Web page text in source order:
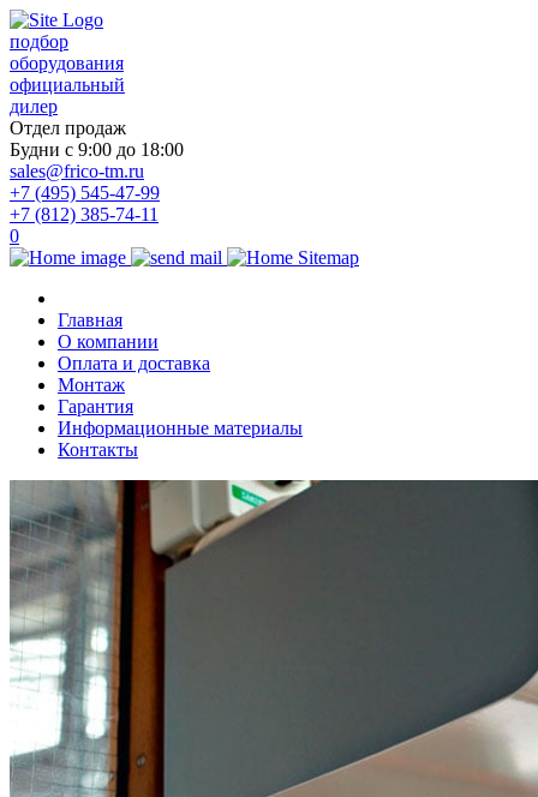
подбор
оборудования
официальный
дилер
Отдел продаж
Будни с 9:00 до 18:00
sales@frico-tm.ru
+7 (495) 545-47-99
+7 (812) 385-74-11
0
Главная
О компании
Оплата и доставка
Монтаж
Гарантия
Информационные материалы
Контакты